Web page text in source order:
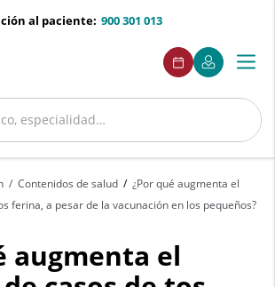
900 301 013
al paciente:
menuAcceso
Pedir
cita
Este
enlace
se
en
Mi
Quirónsalud
Este
enlace
se
en
ventana
nueva.
Menú
Contenidos de salud
¿Por qué augmenta el
ferina, a pesar de la vacunación en los pequeños?
augmenta el